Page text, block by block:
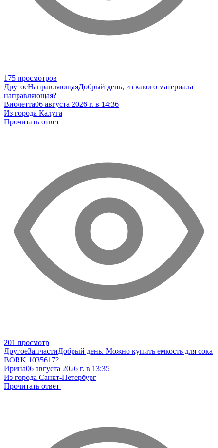
175 просмотров
ДругоеНаправляющаяДобрый день, из какого материала
направляющая?
Виолетта06 августа 2026 г. в 14:36
Из города Калуга
Прочитать ответ
201 просмотр
ДругоеЗапчастиДобрый день. Можно купить емкость для сока
BORK 1035617?
Ирина06 августа 2026 г. в 13:35
Из города Санкт-Петербург
Прочитать ответ